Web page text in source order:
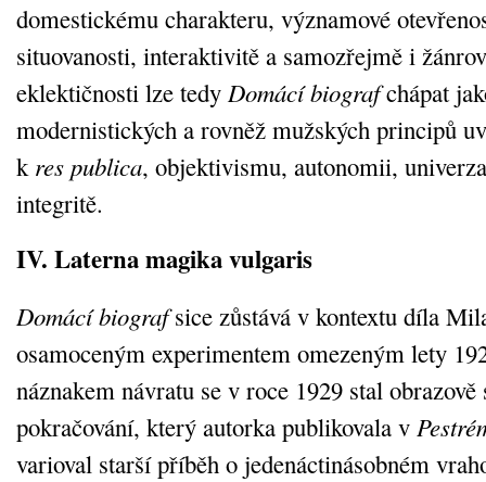
domestickému charakteru, významové
situovanosti, interaktivitě a samozřejmě i
eklektičnosti lze tedy Domácí biografchápat
modernistických a rovněž mužských principů
k res publica, objektivismu, autonomii,
integritě.
IV. Laterna magika vulgaris
Domácí biografsice zůstává v kontextu díla
osamoceným experimentem omezeným lety
náznakem návratu se v roce 1929 stal
pokračování, který autorka publikovala v
varioval starší příběh o jedenáctinásobném